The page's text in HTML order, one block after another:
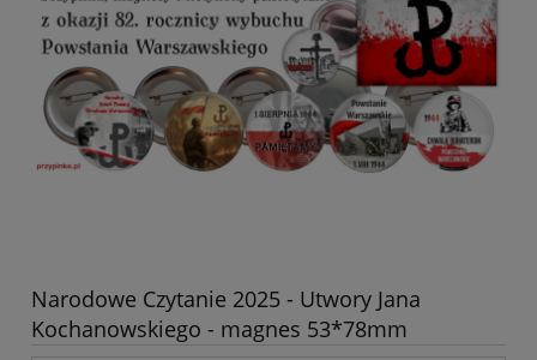
Narodowe Czytanie 2025 - Utwory Jana
Kochanowskiego - magnes 53*78mm